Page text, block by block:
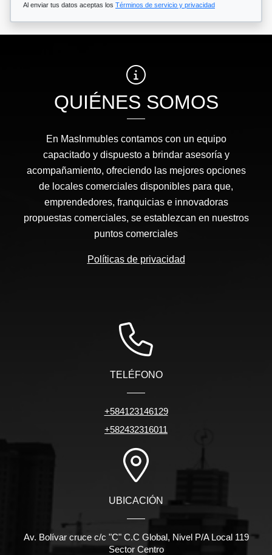
Al enviar tus datos aceptas los Términos de servicio y privacidad
QUIÉNES SOMOS
En MasInmubles contamos con un equipo
capacitado y dispuesto a brindar asesoría y
acompañamiento, ofreciendo las mejores opciones
de locales comerciales disponibles para que,
emprendedores, franquicias e innovadoras
propuestas comerciales, se establezcan en nuestros
puntos comerciales
Políticas de privacidad
TELÉFONO
+584123146129
+582432316011
UBICACIÓN
Av. Bolívar cruce c/c "C" C.C Global, Nivel P/A Local 119
Sector Centro